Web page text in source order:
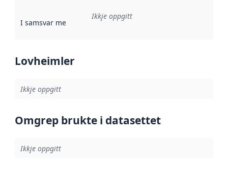
I samsvar med Referanse til ei implementeringsregel eller
Ikkje oppgitt
Lovheimler
Ikkje oppgitt
Omgrep brukte i datasettet
Ikkje oppgitt